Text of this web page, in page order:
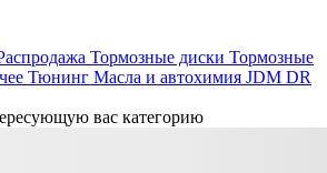
Тормозные диски Тормозные
Тюнинг Масла и автохимия JDM DR
вас категорию